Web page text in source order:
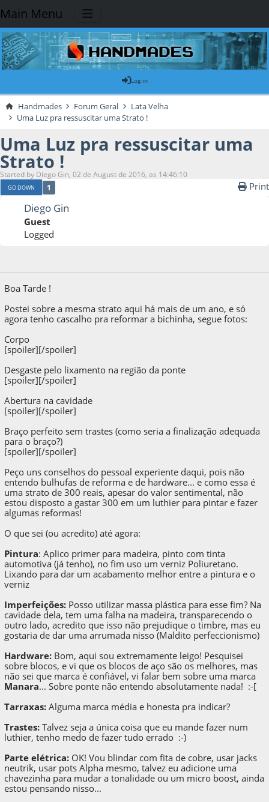
Main Menu
Log in
Handmades Forum Geral
Lata Velha
Uma Luz pra ressuscitar uma Strato !
Uma Luz pra ressuscitar uma
Strato !
Started by Diego Gin, 02 de August de 2016, as 14:46:10
GO DOWN 1 Print
Diego Gin
Guest
Logged
Boa Tarde !
Postei sobre a mesma strato aqui há mais de um ano, e só
agora tenho cascalho pra reformar a bichinha, segue fotos:
Corpo
[spoiler][/spoiler]
Desgaste pelo lixamento na região da ponte
[spoiler][/spoiler]
Abertura na cavidade
[spoiler][/spoiler]
Braço perfeito sem trastes (como seria a finalização adequada
para o braço?)
[spoiler][/spoiler]
Peço uns conselhos do pessoal experiente daqui, pois não
entendo bulhufas de reforma e de hardware... e como essa é
uma strato de 300 reais, apesar do valor sentimental, não
estou disposto a gastar 300 em um luthier para pintar e fazer
algumas reformas!
O que sei (ou acredito) até agora:
Pintura: Aplico primer para madeira, pinto com tinta
automotiva (já tenho), no fim uso um verniz Poliuretano.
Lixando para dar um acabamento melhor entre a pintura e o
verniz
Imperfeições: Posso utilizar massa plástica para esse fim? Na
cavidade dela, tem uma falha na madeira, transparecendo o
outro lado, acredito que isso não prejudique o timbre, mas eu
gostaria de dar uma arrumada nisso (Maldito perfeccionismo)
Hardware: Bom, aqui sou extremamente leigo! Pesquisei
sobre blocos, e vi que os blocos de aço são os melhores, mas
não sei que marca é confiável, vi falar bem sobre uma marca
Manara... Sobre ponte não entendo absolutamente nada! :-[
Tarraxas: Alguma marca média e honesta pra indicar?
Trastes: Talvez seja a única coisa que eu mande fazer num
luthier, tenho medo de fazer tudo errado :-)
Parte elétrica: OK! Vou blindar com fita de cobre, usar jacks
neutrik, usar pots Alpha mesmo, talvez eu adicione uma
chavezinha para mudar a tonalidade ou um micro boost, ainda
estou pensando nisso...